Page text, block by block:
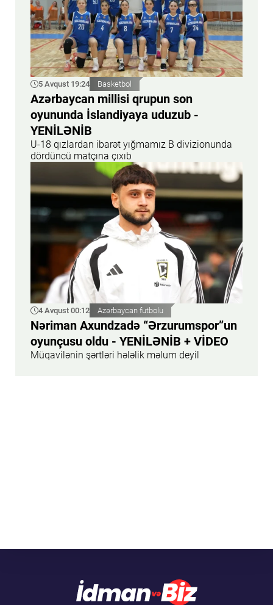
5 Avqust 19:24 Basketbol
Azərbaycan millisi qrupun son
oyununda İslandiyaya uduzub -
YENİLƏNİB
U-18 qızlardan ibarət yığmamız B divizionunda
dördüncü matçına çıxıb
4 Avqust 00:12 Azərbaycan futbolu
Nəriman Axundzadə “Ərzurumspor”un
oyunçusu oldu - YENİLƏNİB + VİDEO
Müqavilənin şərtləri hələlik məlum deyil